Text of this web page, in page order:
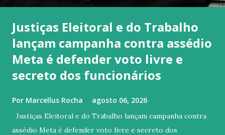
Justiças Eleitoral e do Trabalho
lançam campanha contra assédio
Meta é defender voto livre e
secreto dos funcionários
Por Marcellus Rocha agosto 06, 2026
Justiças Eleitoral e do Trabalho lançam campanha contra
assédio Meta é defender voto livre e secreto dos